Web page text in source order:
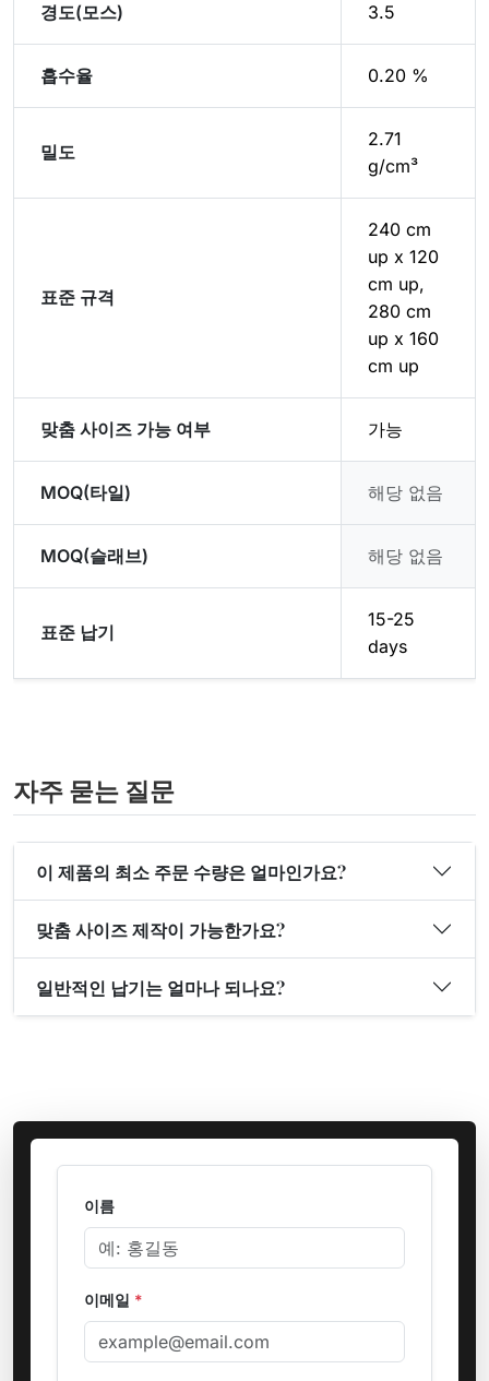
경도(모스) 3.5
흡수율 0.20 %
밀도
2.71
g/cm³
표준 규격
240 cm
up x 120
cm up,
280 cm
up x 160
cm up
맞춤 사이즈 가능 여부 가능
MOQ(타일) 해당 없음
MOQ(슬래브) 해당 없음
표준 납기
15-25
days
자주 묻는 질문
이 제품의 최소 주문 수량은 얼마인가요?
맞춤 사이즈 제작이 가능한가요?
일반적인 납기는 얼마나 되나요?
이름
이메일 *